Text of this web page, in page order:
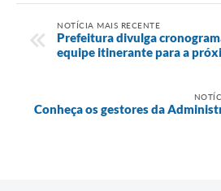
NOTÍCIA MAIS RECENTE
Prefeitura divulga
equipe itinerante para a
Conheça os gestores da